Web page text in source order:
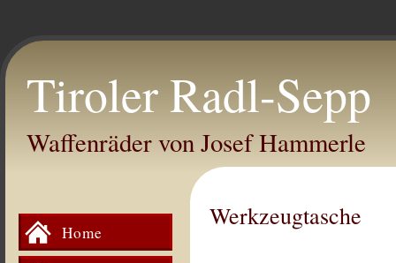
Tiroler Radl-Sepp
Waffenräder von Josef Hammerle
Home
Werkzeugtasche